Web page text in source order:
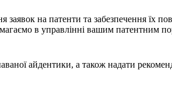
на патенти та забезпечення їх
в управлінні вашим патентним
айдентики, а також надати